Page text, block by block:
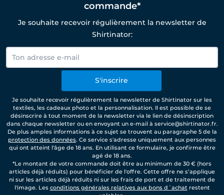
commande*
Je souhaite recevoir régulièrement la newsletter de
Shirtinator:
S'inscrire
Je souhaite recevoir régulièrement la newsletter de Shirtinator sur les
textiles, les cadeaux photo et la personnalisation. Il est possible de se
désinscrire à tout moment de la newsletter via le lien de désinscription
dans chaque newsletter ou en envoyant un e-mail à service@shirtinator.fr.
De plus amples informations à ce sujet se trouvent au paragraphe 5 de la
protection des données. Ce service s'adresse uniquement aux personnes
qui ont atteint l'âge de 18 ans. En utilisant ce formulaire, je confirme être
agé de 18 ans.
*Le montant de votre commande doit être au minimum de 30 € (hors
articles déjà réduits) pour bénéficier de l'offre. Cette offre ne s’applique
ni sur les articles déjà réduits ni sur les frais de port et de traitement de
l'image. Les conditions générales relatives aux bons d´achatrestent